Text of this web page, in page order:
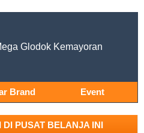
Glodok Kemayoran
Brand Event
DI PUSAT BELANJA INI